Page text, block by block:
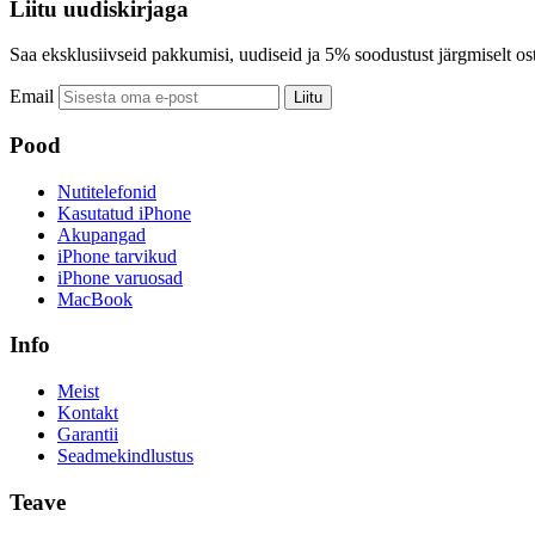
Liitu uudiskirjaga
Saa eksklusiivseid pakkumisi, uudiseid ja 5% soodustust järgmiselt
Email Liitu
Pood
Nutitelefonid
Kasutatud iPhone
Akupangad
iPhone tarvikud
iPhone varuosad
MacBook
Info
Meist
Kontakt
Garantii
Seadmekindlustus
Teave